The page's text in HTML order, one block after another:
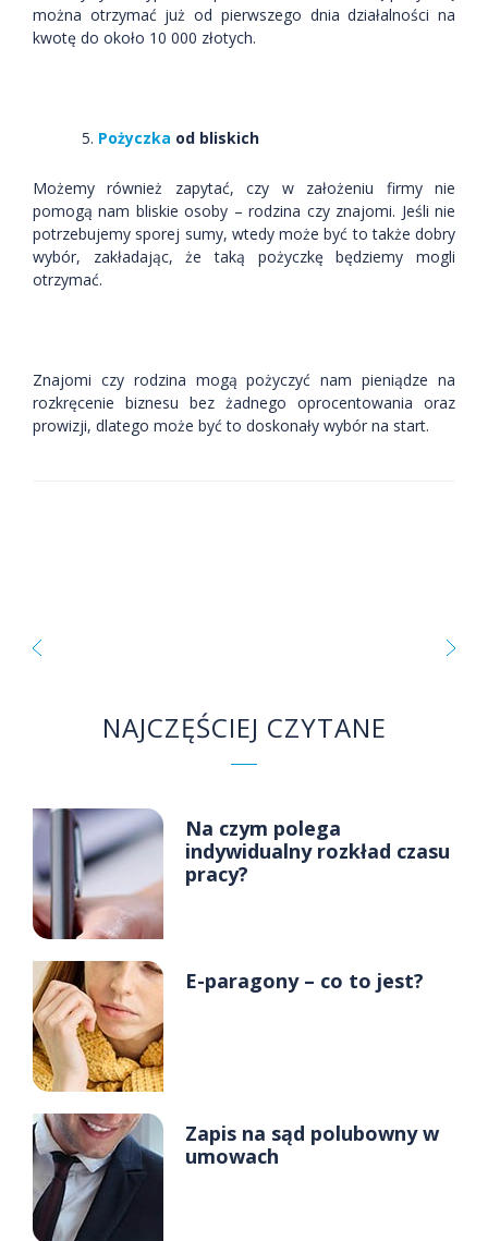
można otrzymać już od pierwszego dnia działalności na
kwotę do około 10 000 złotych.
Pożyczka od bliskich
Możemy również zapytać, czy w założeniu firmy nie
pomogą nam bliskie osoby – rodzina czy znajomi. Jeśli nie
potrzebujemy sporej sumy, wtedy może być to także dobry
wybór, zakładając, że taką pożyczkę będziemy mogli
otrzymać.
Znajomi czy rodzina mogą pożyczyć nam pieniądze na
rozkręcenie biznesu bez żadnego oprocentowania oraz
prowizji, dlatego może być to doskonały wybór na start.
NAJCZĘŚCIEJ CZYTANE
Na czym polega
indywidualny rozkład czasu
pracy?
E-paragony – co to jest?
Zapis na sąd polubowny w
umowach